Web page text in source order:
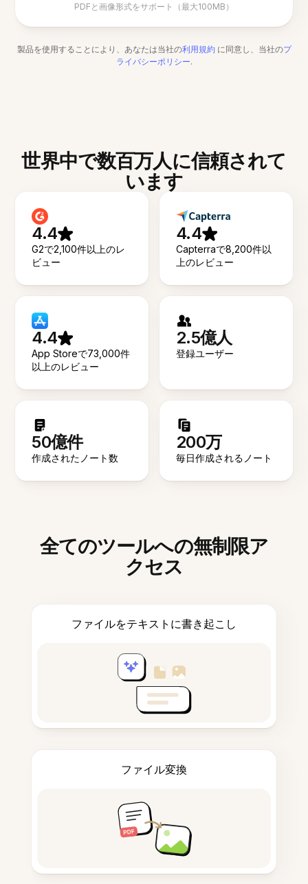
PDFと画像形式をサポート（最大100MB）
製品を使用することにより、あなたは当社の利用規約 に同意し、当社のプ
ライバシーポリシー.
世界中で数百万人に信頼されて
います
4.4
G2で2,100件以上のレ
ビュー
4.4
Capterraで8,200件以
上のレビュー
4.4
App Storeで73,000件
以上のレビュー
2.5億人
登録ユーザー
50億件
作成されたノート数
200万
毎日作成されるノート
全てのツールへの無制限ア
クセス
ファイルをテキストに書き起こし
ファイル変換